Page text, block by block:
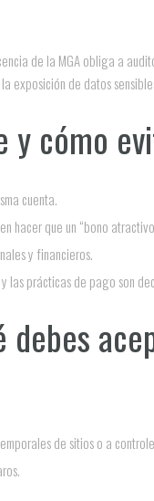
de la MGA obliga a
exposición de datos
y cómo
cuenta.
hacer que un “bono
y financieros.
las prácticas de pago son
de sitios o a